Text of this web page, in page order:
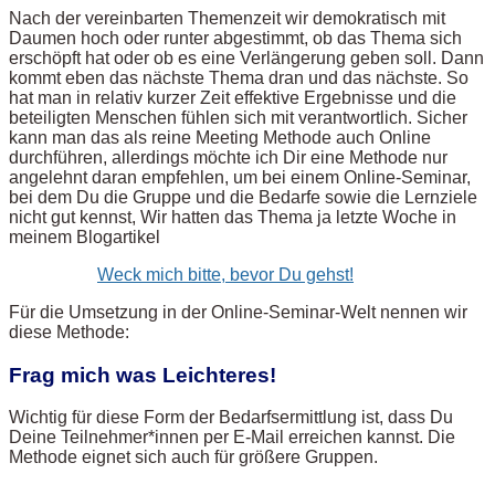
Nach der vereinbarten Themenzeit wir demokratisch mit
Daumen hoch oder runter abgestimmt, ob das Thema sich
erschöpft hat oder ob es eine Verlängerung geben soll. Dann
kommt eben das nächste Thema dran und das nächste. So
hat man in relativ kurzer Zeit effektive Ergebnisse und die
beteiligten Menschen fühlen sich mit verantwortlich. Sicher
kann man das als reine Meeting Methode auch Online
durchführen, allerdings möchte ich Dir eine Methode nur
angelehnt daran empfehlen, um bei einem Online-Seminar,
bei dem Du die Gruppe und die Bedarfe sowie die Lernziele
nicht gut kennst, Wir hatten das Thema ja letzte Woche in
meinem Blogartikel
Weck mich bitte, bevor Du gehst!
Für die Umsetzung in der Online-Seminar-Welt nennen wir
diese Methode:
Frag mich was Leichteres!
Wichtig für diese Form der Bedarfsermittlung ist, dass Du
Deine Teilnehmer*innen per E-Mail erreichen kannst. Die
Methode eignet sich auch für größere Gruppen.